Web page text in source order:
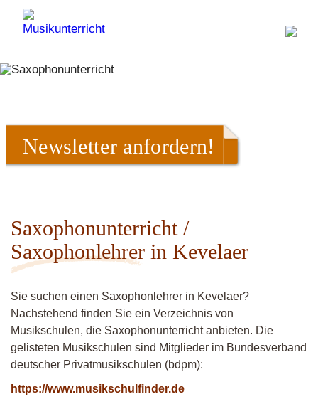
Newsletter anfordern!
Saxophonunterricht /
Saxophonlehrer in Kevelaer
Sie suchen einen Saxophonlehrer in Kevelaer?
Nachstehend finden Sie ein Verzeichnis von
Musikschulen, die Saxophonunterricht anbieten. Die
gelisteten Musikschulen sind Mitglieder im Bundesverband
deutscher Privatmusikschulen (bdpm):
https://www.musikschulfinder.de